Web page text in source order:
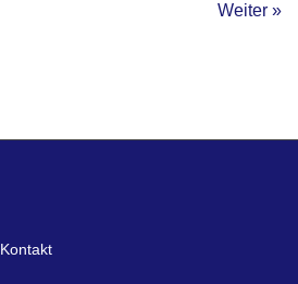
Weiter »
Kontakt